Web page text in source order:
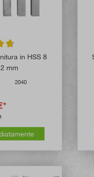
media di 4.7 su 5 stelle
in HSS 8
mm
2040